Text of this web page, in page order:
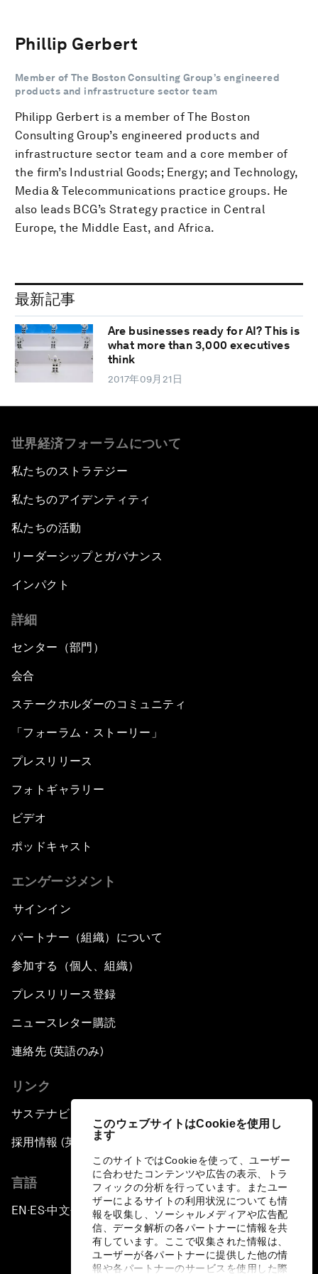
このウェブサイトはCookieを使用し
ます
このサイトではCookieを使って、ユーザー
に合わせたコンテンツや広告の表示、トラ
フィックの分析を行っています。またユー
ザーによるサイトの利用状況についても情
報を収集し、ソーシャルメディアや広告配
信、データ解析の各パートナーに情報を共
有しています。ここで収集された情報は、
ユーザーが各パートナーに提供した他の情
報や各パートナーのサービスを使用した際
Phillip Gerbert
Member of The Boston Consulting Group’s engineered
products and infrastructure sector team
Philipp Gerbert is a member of The Boston
Consulting Group’s engineered products and
infrastructure sector team and a core member of
the firm’s Industrial Goods; Energy; and Technology,
Media & Telecommunications practice groups. He
also leads BCG’s Strategy practice in Central
Europe, the Middle East, and Africa.
最新記事
Are businesses ready for AI? This is
what more than 3,000 executives
think
2017年09月21日
世界経済フォーラムについて
私たちのストラテジー
私たちのアイデンティティ
私たちの活動
リーダーシップとガバナンス
インパクト
詳細
センター（部門）
会合
ステークホルダーのコミュニティ
「フォーラム・ストーリー」
プレスリリース
フォトギャラリー
ビデオ
ポッドキャスト
エンゲージメント
サインイン
パートナー（組織）について
参加する（個人、組織）
プレスリリース登録
ニュースレター購読
連絡先 (英語のみ)
リンク
サステナビリティへの取り組み
採用情報 (英語のみ)
言語
EN ▪ ES▪中文▪ 日本語